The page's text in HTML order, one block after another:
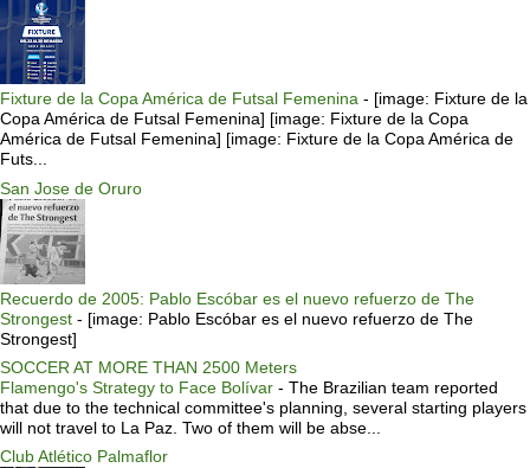
Fixture de la Copa América de Futsal Femenina - [image: Fixture de la
Copa América de Futsal Femenina] [image: Fixture de la Copa
América de Futsal Femenina] [image: Fixture de la Copa América de
Futs...
San Jose de Oruro
Recuerdo de 2005: Pablo Escóbar es el nuevo refuerzo de The
Strongest - [image: Pablo Escóbar es el nuevo refuerzo de The
Strongest]
SOCCER AT MORE THAN 2500 Meters
Flamengo's Strategy to Face Bolívar - The Brazilian team reported
that due to the technical committee's planning, several starting players
will not travel to La Paz. Two of them will be abse...
Club Atlético Palmaflor